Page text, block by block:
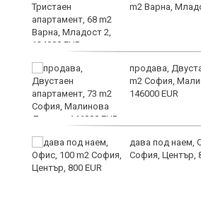
m2 Варна,
продава,
m2 София,
146000 EUR
дава под наем,
София, Център,